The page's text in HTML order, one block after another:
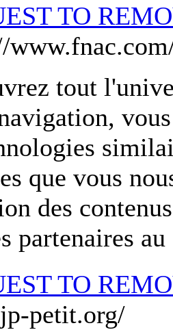
TO
tout
que vous
des
partenaires
TO
petit.org/